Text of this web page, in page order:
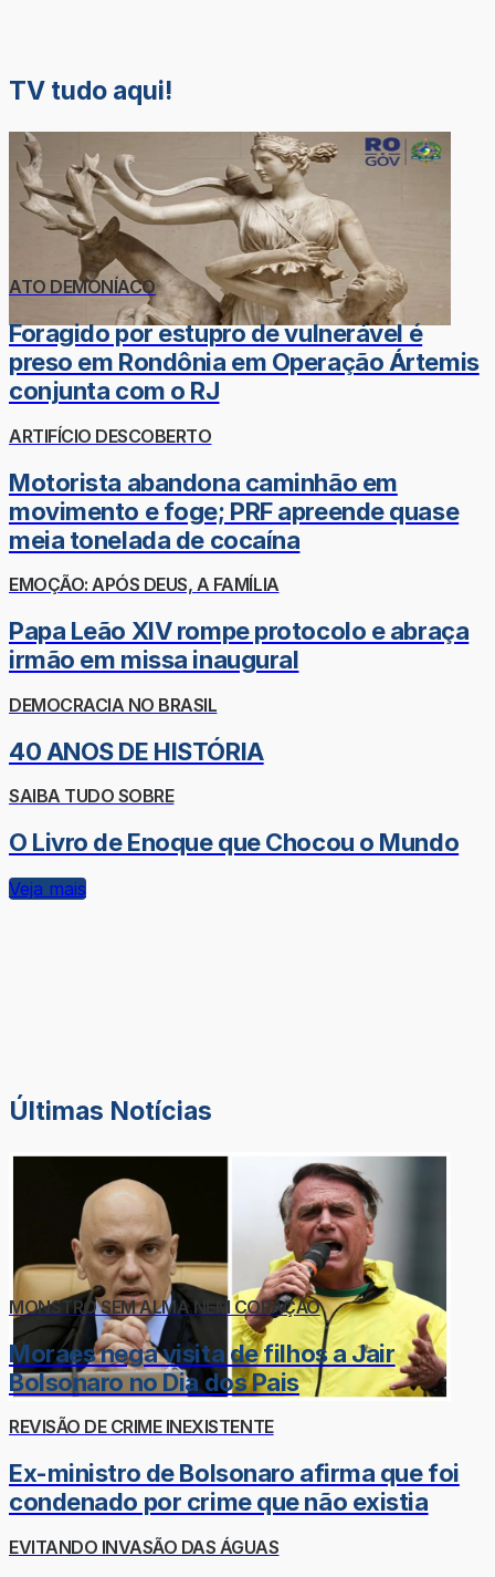
TV tudo aqui!
ATO DEMONÍACO
Foragido por estupro de vulnerável é
preso em Rondônia em Operação Ártemis
conjunta com o RJ
ARTIFÍCIO DESCOBERTO
Motorista abandona caminhão em
movimento e foge; PRF apreende quase
meia tonelada de cocaína
EMOÇÃO: APÓS DEUS, A FAMÍLIA
Papa Leão XIV rompe protocolo e abraça
irmão em missa inaugural
DEMOCRACIA NO BRASIL
40 ANOS DE HISTÓRIA
SAIBA TUDO SOBRE
O Livro de Enoque que Chocou o Mundo
Veja mais
Últimas Notícias
MONSTRO SEM ALMA NEM CORAÇÃO
Moraes nega visita de filhos a Jair
Bolsonaro no Dia dos Pais
REVISÃO DE CRIME INEXISTENTE
Ex-ministro de Bolsonaro afirma que foi
condenado por crime que não existia
EVITANDO INVASÃO DAS ÁGUAS